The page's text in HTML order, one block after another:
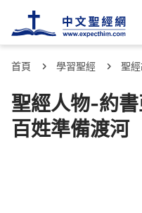
首頁 學習聖經 聖
聖經人物-約
百姓準備渡河